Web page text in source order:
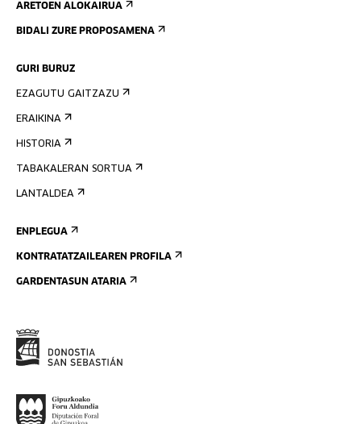
ARETOEN ALOKAIRUA
BIDALI ZURE PROPOSAMENA
GURI BURUZ
EZAGUTU GAITZAZU
ERAIKINA
HISTORIA
TABAKALERAN SORTUA
LANTALDEA
ENPLEGUA
KONTRATATZAILEAREN PROFILA
GARDENTASUN ATARIA